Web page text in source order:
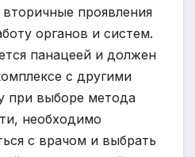
проявления
органов и систем.
панацеей и должен
с другими
при выборе метода
необходимо
с врачом и выбрать